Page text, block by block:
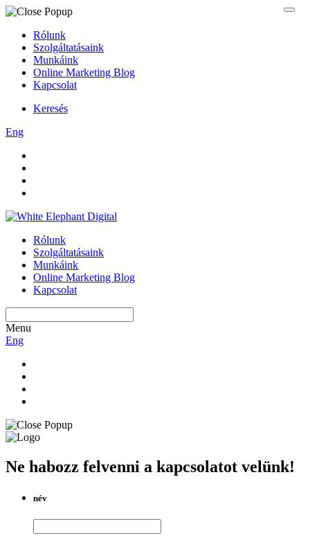
Rólunk
Szolgáltatásaink
Munkáink
Online Marketing Blog
Kapcsolat
Keresés
Eng
Rólunk
Szolgáltatásaink
Munkáink
Online Marketing Blog
Kapcsolat
Menu
Eng
Ne habozz felvenni a kapcsolatot velünk!
név